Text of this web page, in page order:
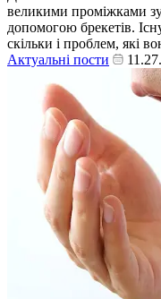
великими проміжками
допомогою брекетів.
скільки і проблем, які
Актуальні пости